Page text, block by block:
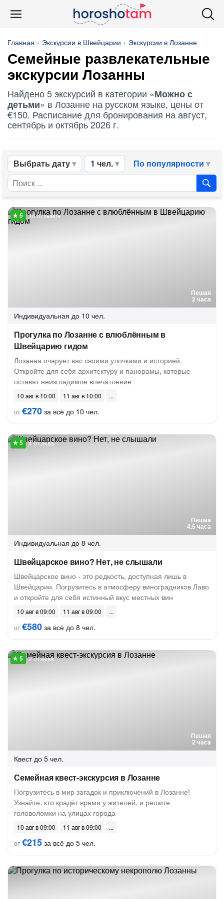
Главная Экскурсии в Швейцарии Экскурсии в Лозанне
Семейные развлекательные
экскурсии Лозанны
Найдено 5 экскурсий в категории «Можно с
детьми» в Лозанне на русском языке, цены от
€150. Расписание для бронирования на август,
сентябрь и октябрь 2026 г.
Выбрать дату 1 чел. По популярности
Пешая
2 часа
10 отзывов
Индивидуальная до 10 чел.
Прогулка по Лозанне с влюблённым в
Швейцарию гидом
Лозанна очарует вас своими улочками и историей.
Откройте для себя архитектуру и панорамы, которые
оставят неизгладимое впечатление
10 авг в 10:00
11 авг в 10:00
от€270 за всё до 10 чел.
Пешая
4.5 часа
4 отзыва
Индивидуальная до 8 чел.
Швейцарское вино? Нет, не слышали
Швейцарское вино - это редкость, доступная лишь в
Швейцарии. Погрузитесь в атмосферу виноградников Лаво
и откройте для себя истинный вкус местных вин
10 авг в 09:00
11 авг в 09:00
от€580 за всё до 8 чел.
Пешая
2 часа
2 отзыва
Квест до 5 чел.
Семейная квест-экскурсия в Лозанне
Погрузитесь в мир загадок и приключений в Лозанне!
Узнайте, кто крадёт время у жителей, и решите
головоломки на улицах города
10 авг в 09:00
11 авг в 09:00
от€215 за всё до 5 чел.